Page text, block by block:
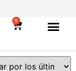
0